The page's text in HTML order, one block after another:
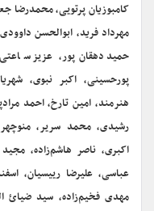
کامبوزیان پرتویی، محمدرضا
مهرداد فرید، ابوالحسن
حمید دهقان‌پور، عزیز
پورحسینی، اکبر نبوی،
هنرمند، امین تارخ، احمد
رشیدی، محمد سریر،
اکبری، ناصر هاشم‌زاده،
عباسی، علیرضا رییسیان،
مهدی فخیم‌زاده، سید ضیائ